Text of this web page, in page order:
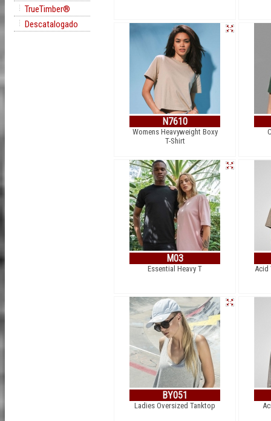
TrueTimber®
Descatalogado
N7610
Womens Heavyweight Boxy
T-Shirt
M03
Essential Heavy T Acid
BY051
Ladies Oversized Tanktop